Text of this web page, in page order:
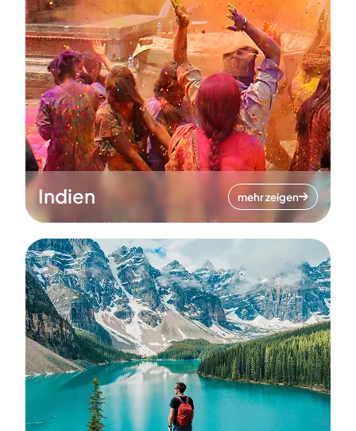
Indien mehr zeigen